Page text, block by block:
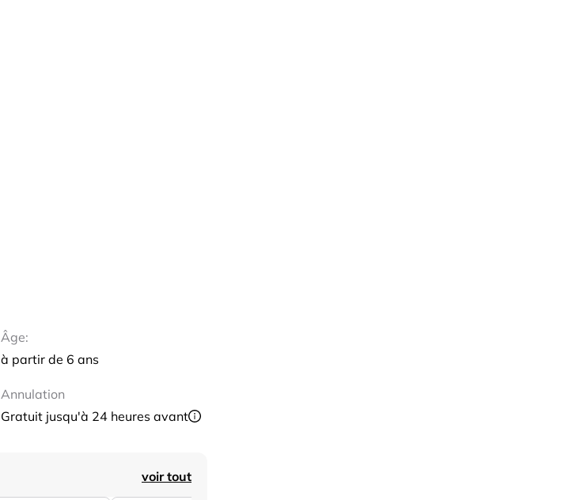
Âge:
à partir de 6 ans
Annulation
Gratuit jusqu'à 24 heures avant
voir tout